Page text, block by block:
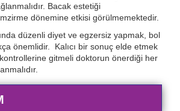
Bacak estetiği
dönemine etkisi görülmemektedir.
düzenli diyet ve egzersiz yapmak, bol
önemlidir. Kalıcı bir sonuç elde etmek
gitmeli doktorun önerdiği her